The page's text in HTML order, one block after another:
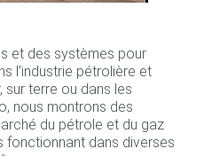
et des systèmes pour
l'industrie pétrolière et
sur terre ou dans les
nous montrons des
du pétrole et du gaz
fonctionnant dans diverses